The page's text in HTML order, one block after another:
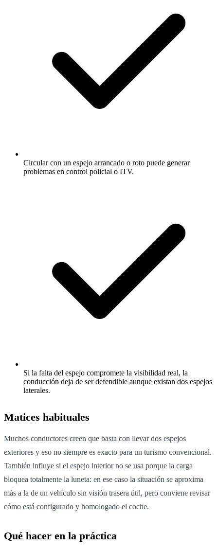
Circular con un espejo arrancado o roto puede generar
problemas en control policial o ITV.
Si la falta del espejo compromete la visibilidad real, la
conducción deja de ser defendible aunque existan dos espejos
laterales.
Matices habituales
Muchos conductores creen que basta con llevar dos espejos
exteriores y eso no siempre es exacto para un turismo convencional.
También influye si el espejo interior no se usa porque la carga
bloquea totalmente la luneta: en ese caso la situación se aproxima
más a la de un vehículo sin visión trasera útil, pero conviene revisar
cómo está configurado y homologado el coche.
Qué hacer en la práctica